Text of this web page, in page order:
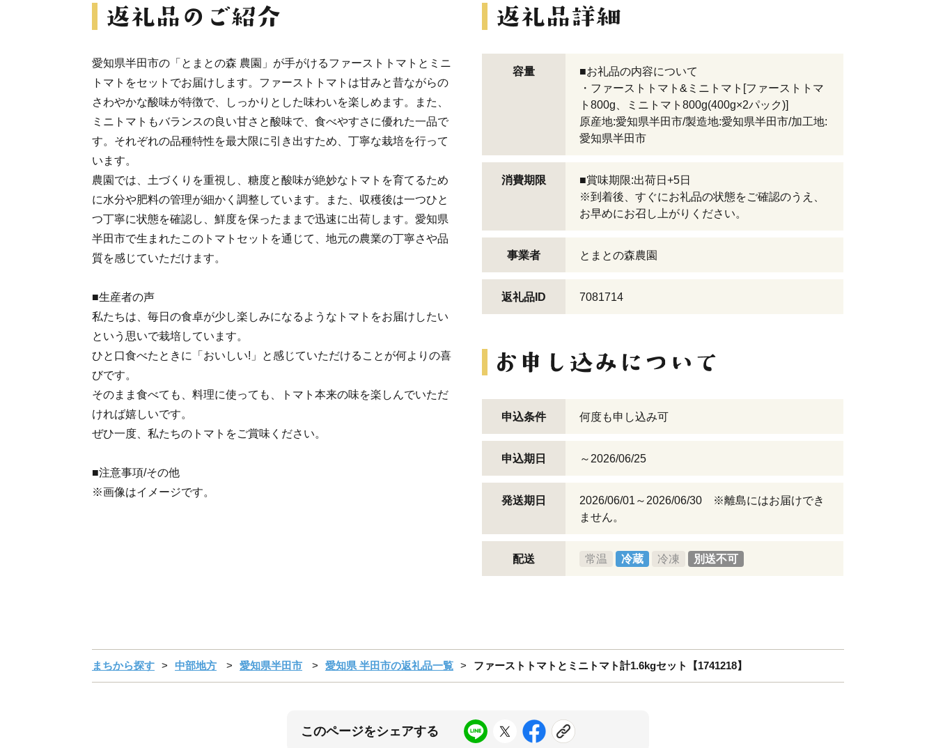
愛知県半田市の「とまとの森 農園」が手がけるファーストトマトとミニ
トマトをセットでお届けします。ファーストトマトは甘みと昔ながらの
さわやかな酸味が特徴で、しっかりとした味わいを楽しめます。また、
ミニトマトもバランスの良い甘さと酸味で、食べやすさに優れた一品で
す。それぞれの品種特性を最大限に引き出すため、丁寧な栽培を行って
います。
農園では、土づくりを重視し、糖度と酸味が絶妙なトマトを育てるため
に水分や肥料の管理が細かく調整しています。また、収穫後は一つひと
つ丁寧に状態を確認し、鮮度を保ったままで迅速に出荷します。愛知県
半田市で生まれたこのトマトセットを通じて、地元の農業の丁寧さや品
質を感じていただけます。
■生産者の声
私たちは、毎日の食卓が少し楽しみになるようなトマトをお届けしたい
という思いで栽培しています。
ひと口食べたときに「おいしい!」と感じていただけることが何よりの喜
びです。
そのまま食べても、料理に使っても、トマト本来の味を楽しんでいただ
ければ嬉しいです。
ぜひ一度、私たちのトマトをご賞味ください。
■注意事項/その他
※画像はイメージです。
容量
■お礼品の内容について
・ファーストトマト&ミニトマト[ファーストトマ
ト800g、ミニトマト800g(400g×2パック)]
原産地:愛知県半田市/製造地:愛知県半田市/加工地:
愛知県半田市
消費期限
■賞味期限:出荷日+5日
※到着後、すぐにお礼品の状態をご確認のうえ、
お早めにお召し上がりください。
事業者 とまとの森農園
返礼品ID 7081714
申込条件 何度も申し込み可
申込期日 ～2026/06/25
発送期日
2026/06/01～2026/06/30 ※離島にはお届けでき
ません。
配送 常温 冷蔵 冷凍 別送不可
まちから探す 中部地方 愛知県半田市 愛知県 半田市の返礼品一覧 ファーストトマトとミニトマト計1.6kgセット【1741218】
このページをシェアする